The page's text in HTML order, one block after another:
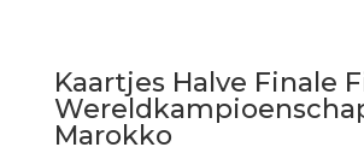
Kaartjes Halve Finale
Marokko